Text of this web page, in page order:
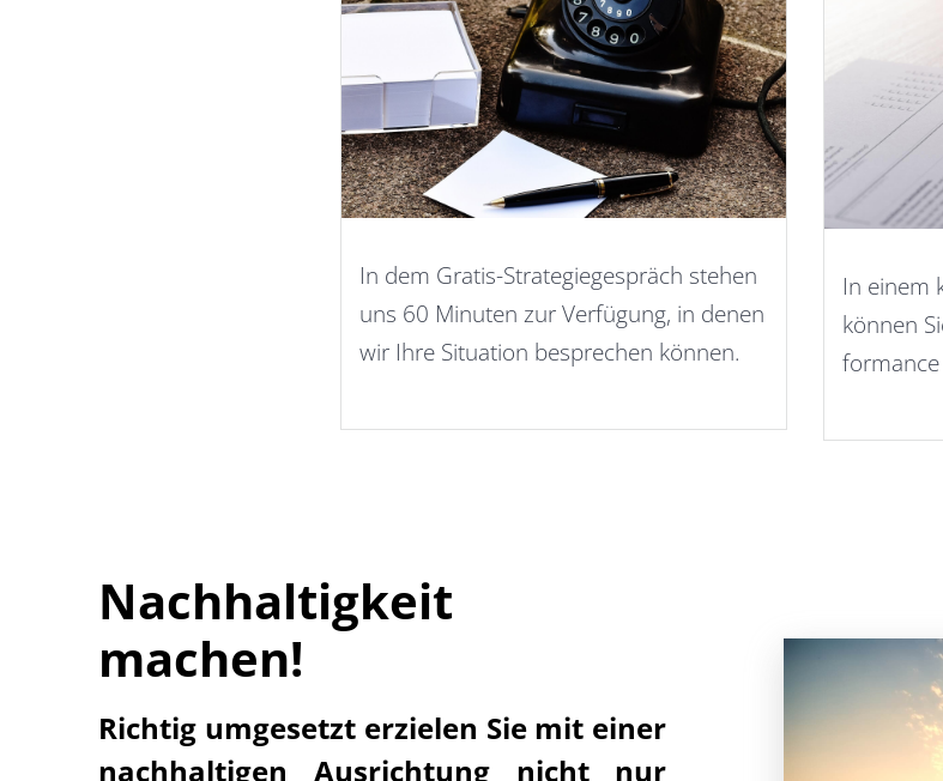
Gratis Strategiegespräch jetzt
buchen
In dem Gratis-Strategiegespräch stehen
uns 60 Minuten zur Verfügung, in denen
wir Ihre Situation besprechen können.
In einem
können
Nachhaltigkeit
machen!
Richtig umgesetzt erzielen Sie mit einer
nachhaltigen Ausrichtung nicht nur